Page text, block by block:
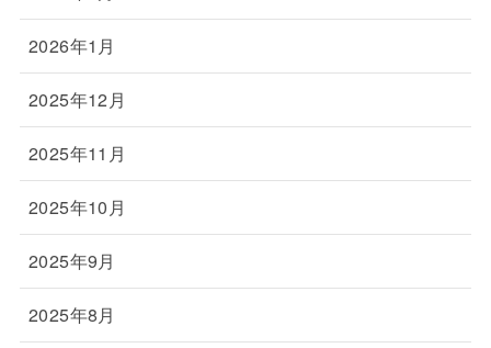
2026年1月
2025年12月
2025年11月
2025年10月
2025年9月
2025年8月